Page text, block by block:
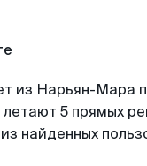
из Нарьян-Мара
5 прямых
найденных